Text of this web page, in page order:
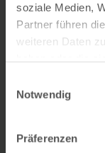
soziale Medien,
Partner führen
weiteren Daten
Notwendig
Präferenzen